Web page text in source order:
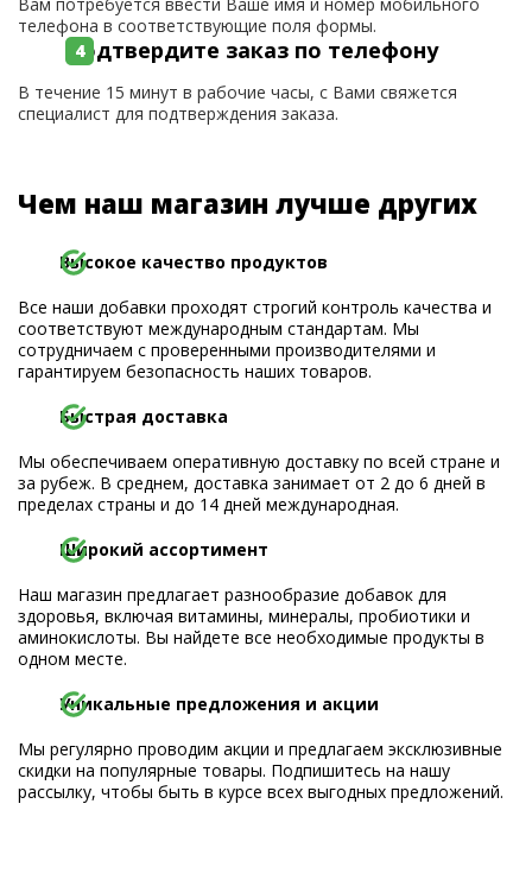
телефона в соответствующие поля формы.
Подтвердите заказ по телефону
В течение 15 минут в рабочие часы, с Вами свяжется
специалист для подтверждения заказа.
Чем наш магазин лучше других
Высокое качество продуктов
Все наши добавки проходят строгий контроль качества и
соответствуют международным стандартам. Мы
сотрудничаем с проверенными производителями и
гарантируем безопасность наших товаров.
Быстрая доставка
Мы обеспечиваем оперативную доставку по всей стране и
за рубеж. В среднем, доставка занимает от 2 до 6 дней в
пределах страны и до 14 дней международная.
Широкий ассортимент
Наш магазин предлагает разнообразие добавок для
здоровья, включая витамины, минералы, пробиотики и
аминокислоты. Вы найдете все необходимые продукты в
одном месте.
Уникальные предложения и акции
Мы регулярно проводим акции и предлагаем эксклюзивные
скидки на популярные товары. Подпишитесь на нашу
рассылку, чтобы быть в курсе всех выгодных предложений.